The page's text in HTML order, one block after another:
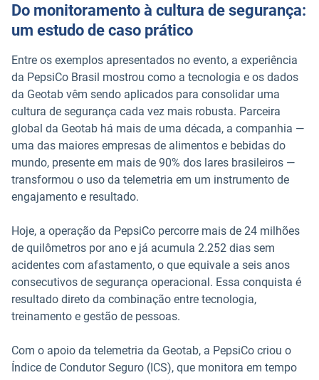
Do monitoramento à cultura de segurança:
um estudo de caso prático
Entre os exemplos apresentados no evento, a experiência
da PepsiCo Brasil mostrou como a tecnologia e os dados
da Geotab vêm sendo aplicados para consolidar uma
cultura de segurança cada vez mais robusta. Parceira
global da Geotab há mais de uma década, a companhia —
uma das maiores empresas de alimentos e bebidas do
mundo, presente em mais de 90% dos lares brasileiros —
transformou o uso da telemetria em um instrumento de
engajamento e resultado.
Hoje, a operação da PepsiCo percorre mais de 24 milhões
de quilômetros por ano e já acumula 2.252 dias sem
acidentes com afastamento, o que equivale a seis anos
consecutivos de segurança operacional. Essa conquista é
resultado direto da combinação entre tecnologia,
treinamento e gestão de pessoas.
Com o apoio da telemetria da Geotab, a PepsiCo criou o
Índice de Condutor Seguro (ICS), que monitora em tempo